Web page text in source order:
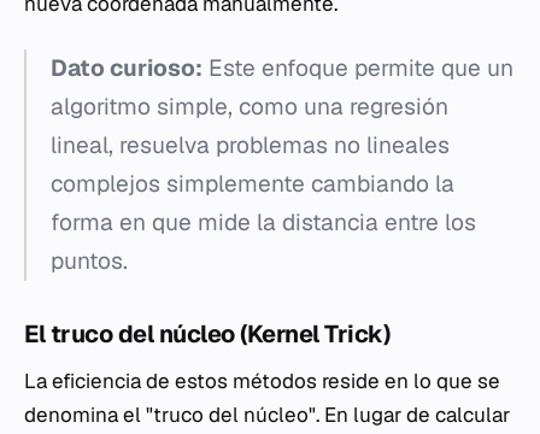
Dato curioso: Este enfoque permite que un
algoritmo simple, como una regresión
lineal, resuelva problemas no lineales
complejos simplemente cambiando la
forma en que mide la distancia entre los
puntos.
El truco del núcleo (Kernel Trick)
La eficiencia de estos métodos reside en lo que se
denomina el "truco del núcleo". En lugar de calcular